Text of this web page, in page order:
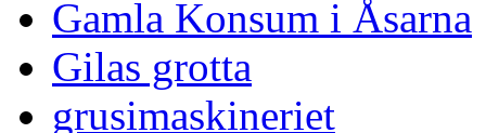
Gamla Konsum i Åsarna
Gilas grotta
grusimaskineriet